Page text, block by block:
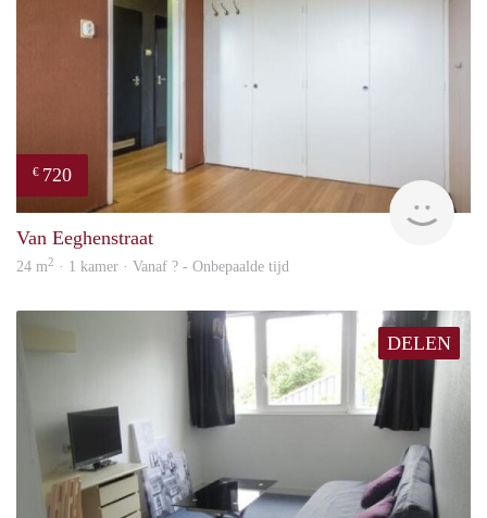
€ 720
Van Eeghenstraat
24 m2 · 1 kamer · Vanaf ? - Onbepaalde tijd
DELEN